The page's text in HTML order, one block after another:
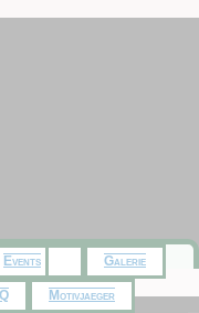
Events Galerie
Motivjaeger